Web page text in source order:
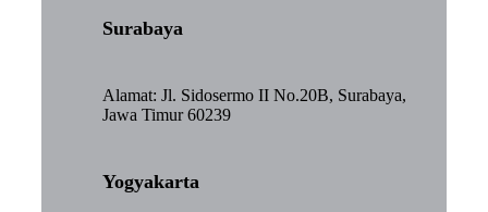
Surabaya
Alamat: Jl. Sidosermo II No.20B, Surabaya,
Jawa Timur 60239
Yogyakarta